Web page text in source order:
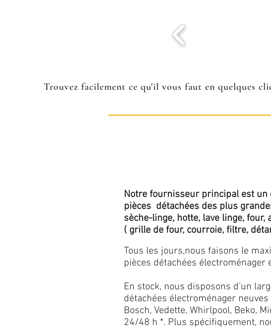
Trouvez facilement ce qu'il vous faut en quelques
Notre fournisseur principal est un
pièces détachées des plus
sèche-linge, hotte, lave linge,
( grille de four, courroie, filtre,
Tous les jours,nous faisons le
pièces détachées électroménager
En stock, nous disposons d'un
détachées électroménager
Bosch, Vedette, Whirlpool, Beko,
24/48 h *. Plus spécifiquement,